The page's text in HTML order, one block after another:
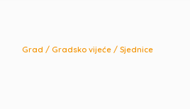
Grad / Gradsko vijeće / Sjednice